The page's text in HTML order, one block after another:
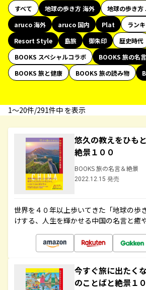
すべて 地球の歩き方 海外
地球の歩き方
aruco 海外
aruco 国内 Plat
ラン
Resort Style
島旅 御朱印 歴史時代
BOOKS スペシャルコラボ
BOOKS 旅の名
BOOKS 旅と健康
BOOKS 旅の読み物
1〜20件/291件中 を表示
悠久の教えをひも
絶景１００
BOOKS 旅の名言＆絶景
2022.12.15 発売
世界を４０年以上歩いてきた「地球の歩
けする、人生を輝かせる中国の名言と癒
今すぐ旅に出たく
のことばと絶景１